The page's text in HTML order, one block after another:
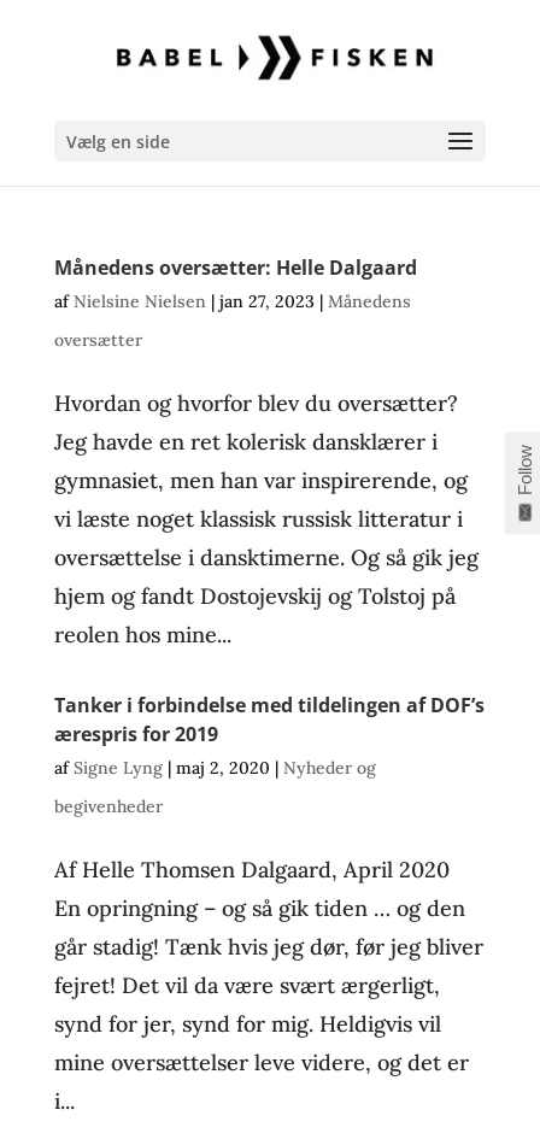
Vælg en side
Månedens oversætter: Helle Dalgaard
afNielsine Nielsen| jan 27, 2023| Månedens
oversætter
Hvordan og hvorfor blev du oversætter?
Jeg havde en ret kolerisk dansklærer i
gymnasiet, men han var inspirerende, og
vi læste noget klassisk russisk litteratur i
oversættelse i dansktimerne. Og så gik jeg
hjem og fandt Dostojevskij og Tolstoj på
reolen hos mine...
Tanker i forbindelse med tildelingen af DOF’s
ærespris for 2019
afSigne Lyng| maj 2, 2020 | Nyheder og
begivenheder
Af Helle Thomsen Dalgaard, April 2020
En opringning – og så gik tiden … og den
går stadig! Tænk hvis jeg dør, før jeg bliver
fejret! Det vil da være svært ærgerligt,
synd for jer, synd for mig. Heldigvis vil
mine oversættelser leve videre, og det er
i...
Follow